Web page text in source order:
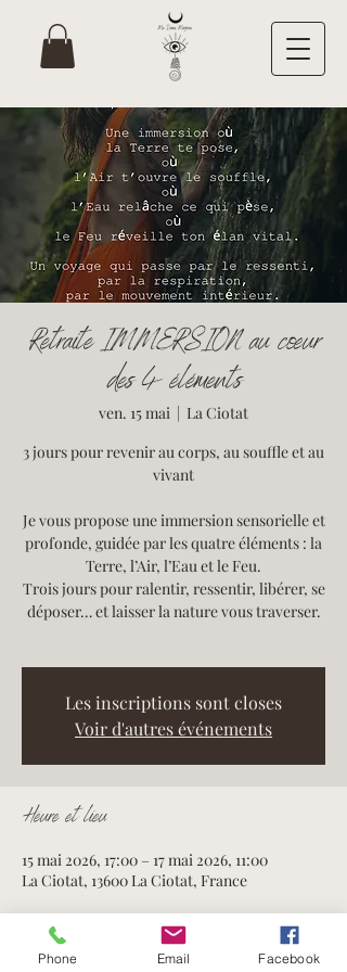
Retraite IMMERSION au cœur
des 4 éléments
ven. 15 mai
  |
La Ciotat
3 jours pour revenir au corps, au souffle et au
vivant
Je vous propose une immersion sensorielle et
profonde, guidée par les quatre éléments : la
Terre, l’Air, l’Eau et le Feu.
Trois jours pour ralentir, ressentir, libérer, se
déposer… et laisser la nature vous traverser.
Les inscriptions sont closes
Voir d'autres événements
Heure et lieu
15 mai 2026, 17:00 – 17 mai 2026, 11:00
La Ciotat, 13600 La Ciotat, France
Phone Email Facebook